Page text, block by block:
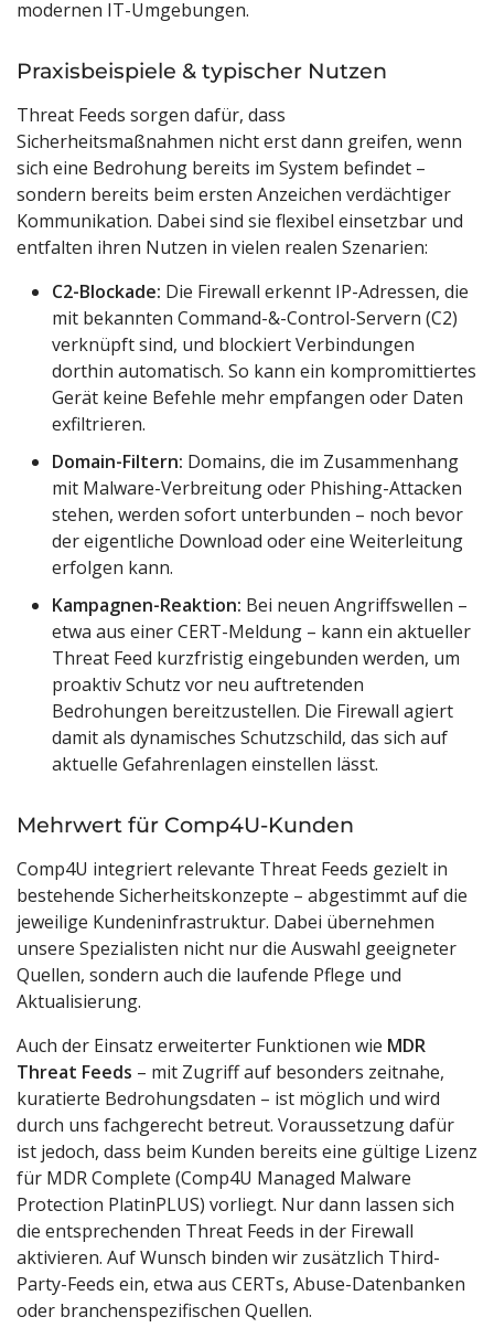
modernen IT-Umgebungen.
Praxisbeispiele & typischer Nutzen
Threat Feeds sorgen dafür, dass
Sicherheitsmaßnahmen nicht erst dann greifen, wenn
sich eine Bedrohung bereits im System befindet –
sondern bereits beim ersten Anzeichen verdächtiger
Kommunikation. Dabei sind sie flexibel einsetzbar und
entfalten ihren Nutzen in vielen realen Szenarien:
C2-Blockade: Die Firewall erkennt IP-Adressen, die
mit bekannten Command-&-Control-Servern (C2)
verknüpft sind, und blockiert Verbindungen
dorthin automatisch. So kann ein kompromittiertes
Gerät keine Befehle mehr empfangen oder Daten
exfiltrieren.
Domain-Filtern: Domains, die im Zusammenhang
mit Malware-Verbreitung oder Phishing-Attacken
stehen, werden sofort unterbunden – noch bevor
der eigentliche Download oder eine Weiterleitung
erfolgen kann.
Kampagnen-Reaktion: Bei neuen Angriffswellen –
etwa aus einer CERT-Meldung – kann ein aktueller
Threat Feed kurzfristig eingebunden werden, um
proaktiv Schutz vor neu auftretenden
Bedrohungen bereitzustellen. Die Firewall agiert
damit als dynamisches Schutzschild, das sich auf
aktuelle Gefahrenlagen einstellen lässt.
Mehrwert für Comp4U-Kunden
Comp4U integriert relevante Threat Feeds gezielt in
bestehende Sicherheitskonzepte – abgestimmt auf die
jeweilige Kundeninfrastruktur. Dabei übernehmen
unsere Spezialisten nicht nur die Auswahl geeigneter
Quellen, sondern auch die laufende Pflege und
Aktualisierung.
Auch der Einsatz erweiterter Funktionen wie MDR
Threat Feeds – mit Zugriff auf besonders zeitnahe,
kuratierte Bedrohungsdaten – ist möglich und wird
durch uns fachgerecht betreut. Voraussetzung dafür
ist jedoch, dass beim Kunden bereits eine gültige Lizenz
für MDR Complete (Comp4U Managed Malware
Protection PlatinPLUS) vorliegt. Nur dann lassen sich
die entsprechenden Threat Feeds in der Firewall
aktivieren. Auf Wunsch binden wir zusätzlich Third-
Party-Feeds ein, etwa aus CERTs, Abuse-Datenbanken
oder branchenspezifischen Quellen.